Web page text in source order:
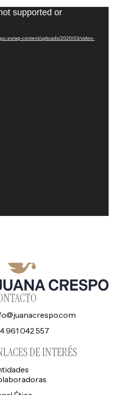
supported or
wp-content/uploads/2020/03/video-
961 042 557
DE INTERÉS